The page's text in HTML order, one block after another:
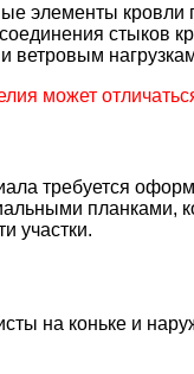
кровли
стыков
ветровым
может
требуется
планками,
участки.
на коньке и